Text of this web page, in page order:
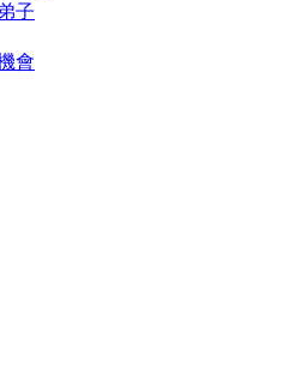
子
會